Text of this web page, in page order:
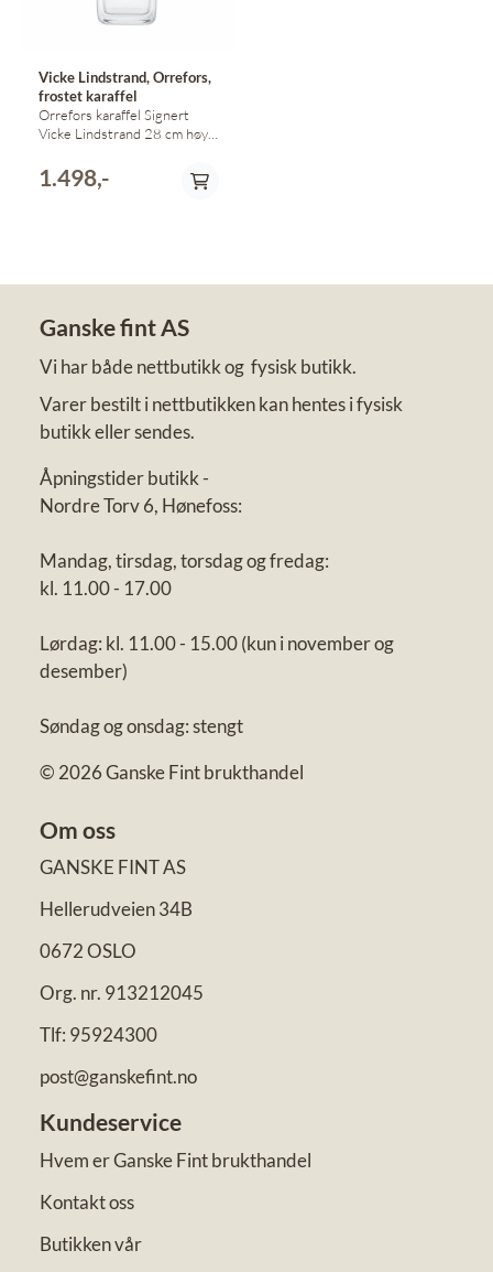
Vicke Lindstrand, Orrefors,
frostet karaffel
Orrefors karaffel Signert
Vicke Lindstrand 28 cm høy,
1.498,-
Ganske fint AS
Vi har både nettbutikk og fysisk butikk.
Varer bestilt i nettbutikken kan hentes i fysisk
butikk eller sendes.
Åpningstider butikk -
Nordre Torv 6, Hønefoss:
Mandag, tirsdag, torsdag og fredag:
kl. 11.00 - 17.00
Lørdag: kl. 11.00 - 15.00 (kun i november og
desember)
Søndag og onsdag: stengt
© 2026 Ganske Fint brukthandel
Om oss
GANSKE FINT AS
Hellerudveien 34B
0672 OSLO
Org. nr. 913212045
Tlf: 95924300
post@ganskefint.no
Kundeservice
Hvem er Ganske Fint brukthandel
Kontakt oss
Butikken vår